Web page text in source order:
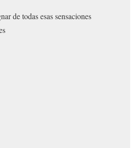
de todas esas sensaciones